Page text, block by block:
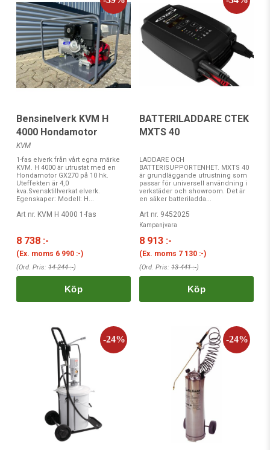
Bensinelverk KVM H
4000 Hondamotor
KVM
1-fas elverk från vårt egna märke
KVM. H 4000 är utrustat med en
Hondamotor GX270 på 10 hk.
Uteffekten är 4,0
kva.Svensktillverkat elverk.
Egenskaper: Modell: H...
Art nr. KVM H 4000 1-fas
8 738 :-
(Ex. moms 6 990 :-)
(Ord. Pris: 14 244 :-)
Köp
BATTERILADDARE CTEK
MXTS 40
LADDARE OCH
BATTERISUPPORTENHET. MXTS 40
är grundläggande utrustning som
passar för universell användning i
verkstäder och showroom. Det är
en säker batteriladda...
Art nr. 9452025
Kampanjvara
8 913 :-
(Ex. moms 7 130 :-)
(Ord. Pris: 13 441 :-)
Köp